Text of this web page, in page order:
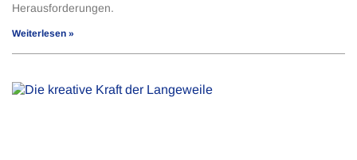
Herausforderungen.
Weiterlesen »